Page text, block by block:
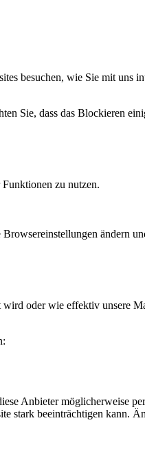
besuchen, wie Sie mit uns
Sie, dass das Blockieren
zu nutzen.
ändern
oder wie effektiv unsere
Anbieter möglicherweise
stark beeinträchtigen kann.